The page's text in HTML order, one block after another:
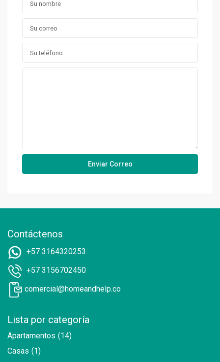
Contáctenos
+57 3164320253
+57 3156702450
comercial@homeandhelp.co
Lista por categoría
Apartamentos (14)
Casas (1)